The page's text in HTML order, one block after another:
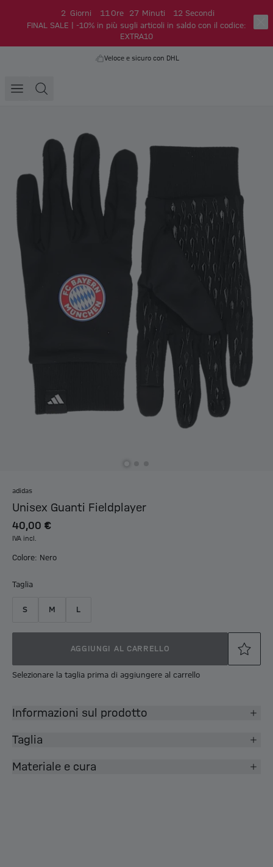
2 Giorni 11 Ore 27 Minuti 11 Secondi
FINAL SALE | -10% in più sugli articoli in saldo con il codice:
EXTRA10
Veloce e sicuro con DHL
adidas
Unisex Guanti Fieldplayer
40,00 €
IVA incl.
Colore: Nero
Taglia
S M L
AGGIUNGI AL CARRELLO
Selezionare la taglia prima di aggiungere al carrello
Informazioni sul prodotto
Taglia
Materiale e cura